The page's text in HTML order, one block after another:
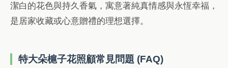
潔白的花色與持久香氣，寓意著純真情感與永恆幸福，
是居家收藏或心意贈禮的理想選擇。
特大朵槴子花照顧常見問題 (FAQ)